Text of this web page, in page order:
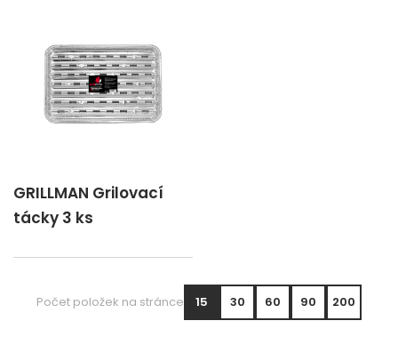
GRILLMAN Grilovací
tácky 3 ks
Počet položek na stránce 15 30 60 90 200